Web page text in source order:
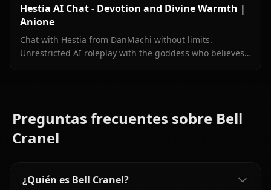
Hestia AI Chat - Devotion and Divine Warmth |
Anione
Chat with Hestia from DanMachi without limits.
Unrestricted AI roleplay with the goddess who believes
Preguntas frecuentes sobre Bell
Cranel
¿Quién es Bell Cranel?